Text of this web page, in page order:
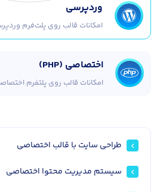
وردپرسی
امکانات قالب روی پلت‌فرم
اختصاصی (PHP)
امکانات قالب روی پلتفرم
طراحی سایت با قالب اختصاصی
سیستم مدیریت محتوا اختصاصی